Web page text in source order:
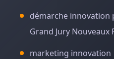
démarche innovation
Grand Jury Nouveaux
marketing innovation